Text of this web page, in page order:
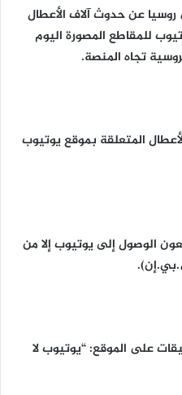
عن حدوث آلاف الأعطال
‬للمقاطع المصورة اليوم
تجاه المنصة.
المتعلقة بموقع يوتيوب
الوصول إلى يوتيوب إلا من
على الموقع: “يوتيوب لا